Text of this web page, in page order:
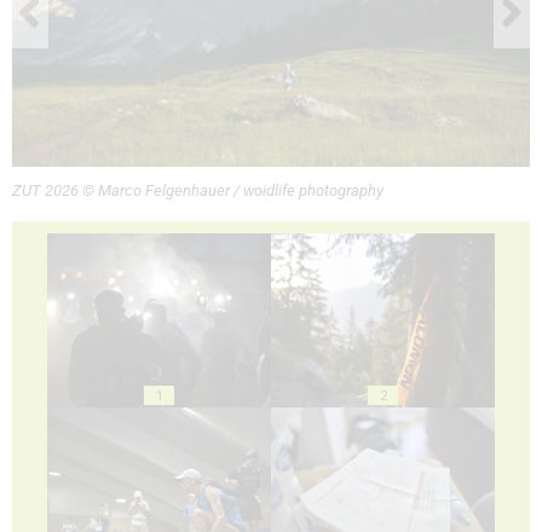
ZUT 2026 © Marco Felgenhauer / woidlife photography
1 2